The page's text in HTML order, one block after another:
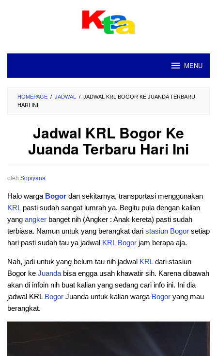
MENU
HOMEPAGE / JADWAL / JADWAL KRL BOGOR KE JUANDA TERBARU
HARI INI
Jadwal KRL Bogor Ke
Juanda Terbaru Hari Ini
oleh Sopiyana
Halo warga Bogor dan sekitarnya, transportasi menggunakan
KRLpasti sudah sangat lumrah ya. Begitu pula dengan kalian
yang angker banget nih (Angker : Anak kereta) pasti sudah
terbiasa. Namun untuk yang berangkat dari stasiun Bogor setiap
hari pasti sudah tau ya jadwal KRL Bogor jam berapa aja.
Nah, jadi untuk yang belum tau nih jadwal KRLdari stasiun
Bogor ke Juanda bisa engga usah khawatir sih. Karena dibawah
akan di infoin nih buat kalian yang sedang cari info ini. Ini dia
jadwal KRL Bogor Juanda untuk kalian warga Bogor yang mau
berangkat.